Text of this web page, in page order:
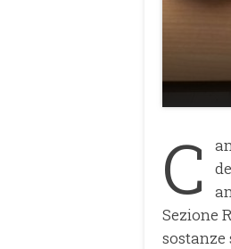
C
Sezione
sostanze